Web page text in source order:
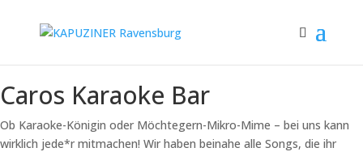
Caros Karaoke Bar
Ob Karaoke-Königin oder Möchtegern-Mikro-Mime – bei uns kann
wirklich jede*r mitmachen! Wir haben beinahe alle Songs, die ihr